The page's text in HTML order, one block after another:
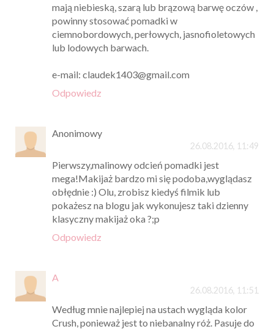
mają niebieską, szarą lub brązową barwę oczów ,
powinny stosować pomadki w
ciemnobordowych, perłowych, jasnofioletowych
lub lodowych barwach.
e-mail: claudek1403@gmail.com
Odpowiedz
Anonimowy
26.08.2016, 11:49
Pierwszy,malinowy odcień pomadki jest
mega!Makijaż bardzo mi się podoba,wyglądasz
obłędnie :) Olu, zrobisz kiedyś filmik lub
pokażesz na blogu jak wykonujesz taki dzienny
klasyczny makijaż oka ?;p
Odpowiedz
A
26.08.2016, 11:51
Według mnie najlepiej na ustach wygląda kolor
Crush, ponieważ jest to niebanalny róż. Pasuje do